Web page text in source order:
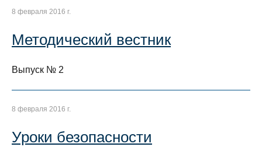
8 февраля 2016 г.
Методический вестник
Выпуск № 2
8 февраля 2016 г.
Уроки безопасности